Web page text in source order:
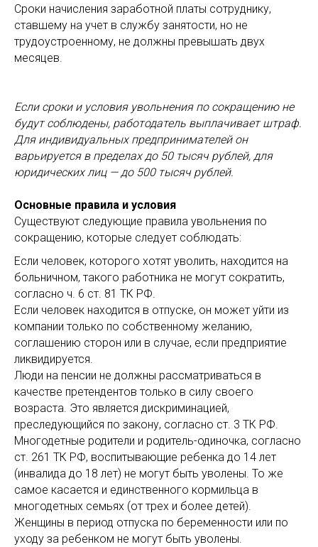
Сроки начисления заработной платы сотруднику,
ставшему на учет в службу занятости, но не
трудоустроенному, не должны превышать двух
месяцев.
Если сроки и условия увольнения по сокращению не
будут соблюдены, работодатель выплачивает штраф.
Для индивидуальных предпринимателей он
варьируется в пределах до 50 тысяч рублей, для
юридических лиц — до 500 тысяч рублей.
Основные правила и условия
Существуют следующие правила увольнения по
сокращению, которые следует соблюдать:
Если человек, которого хотят уволить, находится на
больничном, такого работника не могут сократить,
согласно ч. 6 ст. 81 ТК РФ.
Если человек находится в отпуске, он может уйти из
компании только по собственному желанию,
соглашению сторон или в случае, если предприятие
ликвидируется.
Люди на пенсии не должны рассматриваться в
качестве претендентов только в силу своего
возраста. Это является дискриминацией,
преследующийся по закону, согласно ст. 3 ТК РФ.
Многодетные родители и родитель-одиночка, согласно
ст. 261 ТК РФ, воспитывающие ребенка до 14 лет
(инвалида до 18 лет) не могут быть уволены. То же
самое касается и единственного кормильца в
многодетных семьях (от трех и более детей).
Женщины в период отпуска по беременности или по
уходу за ребенком не могут быть уволены.